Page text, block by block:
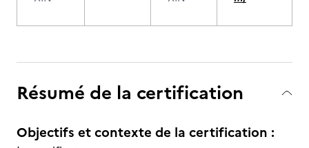
Résumé de la certification
Objectifs et contexte de la certification :